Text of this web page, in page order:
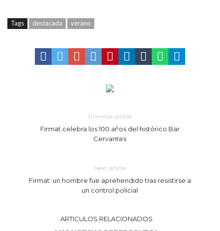
Tags destacada verano
Previous article
Firmat celebra los 100 años del histórico Bar
Cervantes
Next article
Firmat: un hombre fue aprehendido tras resistirse a
un control policial
ARTICULOS RELACIONADOS